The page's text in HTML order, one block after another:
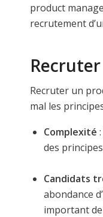
product
recrutement
Recruter un
mal les
Complexité
des
Candidats
abondance
important